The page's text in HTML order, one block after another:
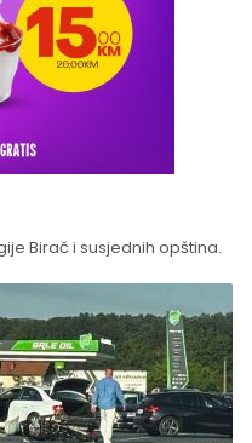
Birač i susjednih opština.